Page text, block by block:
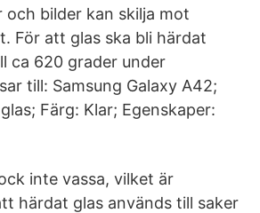
bilder kan skilja mot
För att glas ska bli härdat
ca 620 grader under
till: Samsung Galaxy A42;
Färg: Klar; Egenskaper:
inte vassa, vilket är
härdat glas används till saker